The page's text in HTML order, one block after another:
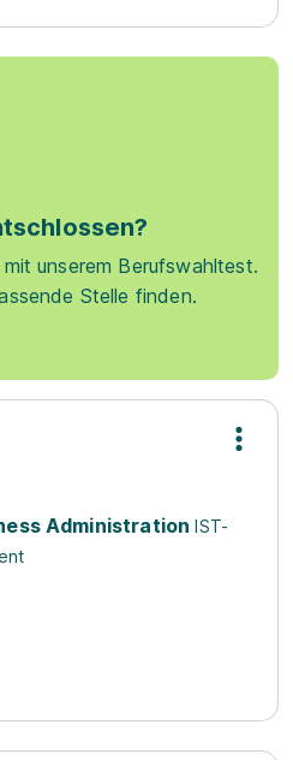
unserem Berufswahltest.
Stelle finden.
Administration IST-